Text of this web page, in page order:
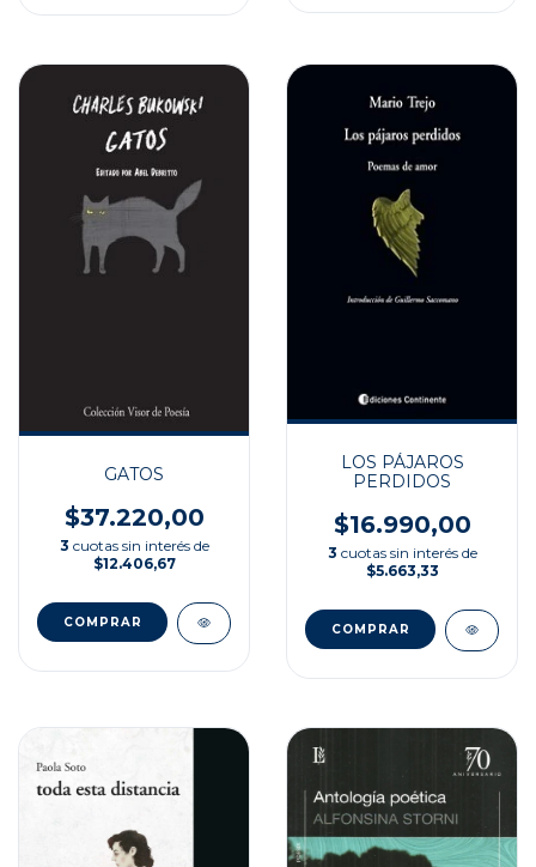
GATOS
$37.220,00
3 cuotas sin interés de
$12.406,67
LOS PÁJAROS
PERDIDOS
$16.990,00
3 cuotas sin interés de
$5.663,33